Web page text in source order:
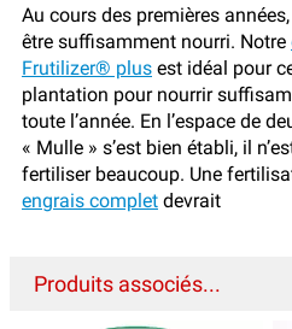
Au cours des premières
être suffisamment nourri. Notre
Frutilizer® plus est idéal pour
plantation pour nourrir
toute l’année. En l’espace de
« Mulle » s’est bien établi, il
fertiliser beaucoup. Une
engrais complet devrait
Produits associés...